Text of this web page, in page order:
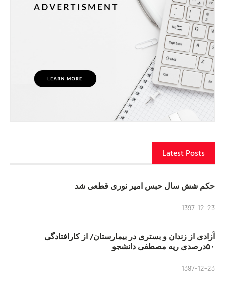
Latest Posts
حکم شش سال حبس امیر نوری قطعی شد
1397-12-23
آزادی از زندان و بستری در بیمارستان/ از کارافتادگی
۵۰درصدی ریه مصطفی دانشجو
1397-12-23